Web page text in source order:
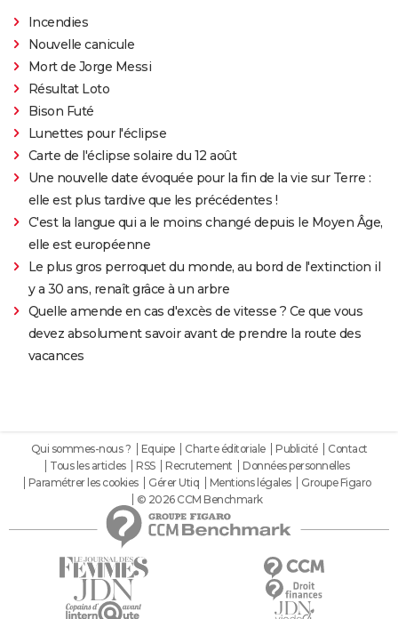
Incendies
Nouvelle canicule
Mort de Jorge Messi
Résultat Loto
Bison Futé
Lunettes pour l'éclipse
Carte de l'éclipse solaire du 12 août
Une nouvelle date évoquée pour la fin de la vie sur Terre :
elle est plus tardive que les précédentes !
C'est la langue qui a le moins changé depuis le Moyen Âge,
elle est européenne
Le plus gros perroquet du monde, au bord de l'extinction il
y a 30 ans, renaît grâce à un arbre
Quelle amende en cas d'excès de vitesse ? Ce que vous
devez absolument savoir avant de prendre la route des
vacances
Qui sommes-nous ? Equipe Charte éditoriale Publicité
Contact
Tous les articles
RSS Recrutement
Données personnelles
Paramétrer les cookies
Gérer Utiq Mentions légales
Groupe Figaro
© 2026 CCM Benchmark